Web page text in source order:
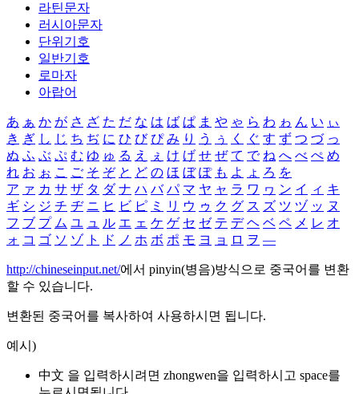
라틴문자
러시아문자
단위기호
일반기호
로마자
아랍어
あ ぁ か が さ ざ た だ な は ば ぱ ま や ゃ ら わ ゎ ん い ぃ
き ぎ し じ ち ぢ に ひ び ぴ み り う ぅ く ぐ す ず つ づ っ
ぬ ふ ぶ ぷ む ゆ ゅ る え ぇ け げ せ ぜ て で ね へ べ ぺ め
れ お ぉ こ ご そ ぞ と ど の ほ ぼ ぽ も よ ょ ろ を
ア ァ カ サ ザ タ ダ ナ ハ バ パ マ ヤ ャ ラ ワ ヮ ン イ ィ キ
ギ シ ジ チ ヂ ニ ヒ ビ ピ ミ リ ウ ゥ ク グ ス ズ ツ ヅ ッ ヌ
フ ブ プ ム ユ ュ ル エ ェ ケ ゲ セ ゼ テ デ ヘ ベ ペ メ レ オ
ォ コ ゴ ソ ゾ ト ド ノ ホ ボ ポ モ ヨ ョ ロ ヲ ―
http://chineseinput.net/에서 pinyin(병음)방식으로 중국어를 변환
할 수 있습니다.
변환된 중국어를 복사하여 사용하시면 됩니다.
예시)
中文 을 입력하시려면 zhongwen을 입력하시고 space를